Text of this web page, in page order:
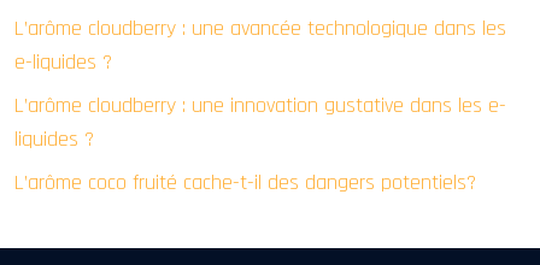
L’arôme cloudberry : une avancée technologique dans les
e-liquides ?
L’arôme cloudberry : une innovation gustative dans les e-
liquides ?
L’arôme coco fruité cache-t-il des dangers potentiels?